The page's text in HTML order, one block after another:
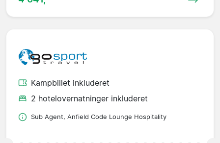
Kampbillet inkluderet
2 hotelovernatninger inkluderet
Sub Agent, Anfield Code Lounge Hospitality